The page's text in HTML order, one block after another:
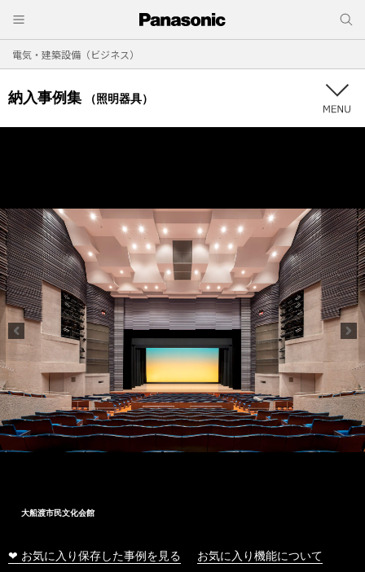
電気・建築設備（ビジネス）
納入事例集 （照明器具）
大船渡市民文化会館
❤ お気に入り保存した事例を見る お気に入り機能について